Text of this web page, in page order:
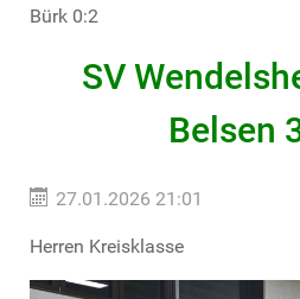
Bürk 0:2
SV
Belsen
27.01.2026 21:01
Herren Kreisklasse